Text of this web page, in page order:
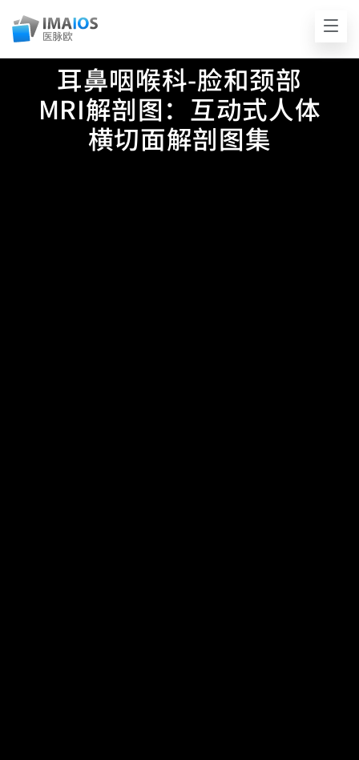
耳鼻咽喉科-脸和颈部
MRI解剖图：互动式人体
横切面解剖图集